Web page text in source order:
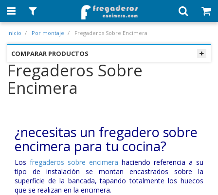
Inicio Por montaje Fregaderos Sobre Encimera
COMPARAR PRODUCTOS
Fregaderos Sobre
Encimera
¿necesitas un fregadero sobre
encimera para tu cocina?
Los fregaderos sobre encimera haciendo referencia a su
tipo de instalación se montan encastrados sobre la
superficie de la bancada, tapando totalmente los huecos
que se realizan en la encimera.